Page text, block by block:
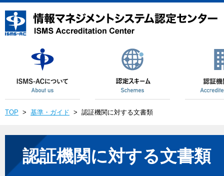
TOP > 基準・ガイド > 認証機関に対する文書類
認証機関に対する文書類